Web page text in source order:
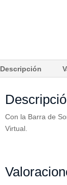
Descripción
Con la Barra de
Virtual.